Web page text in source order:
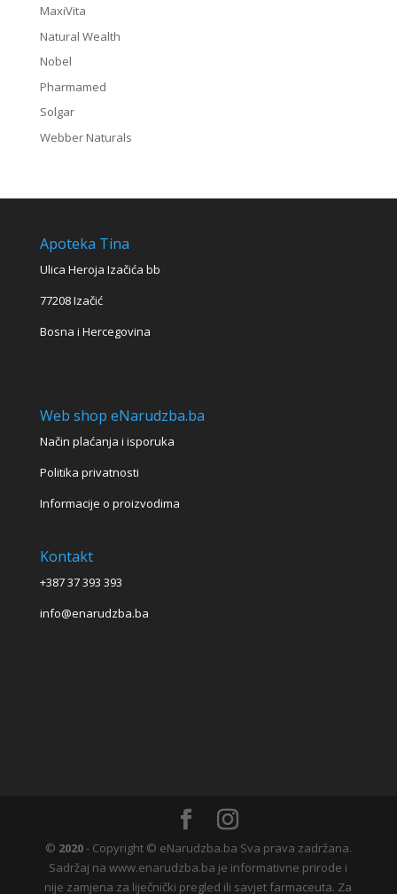
MaxiVita
Natural Wealth
Nobel
Pharmamed
Solgar
Webber Naturals
Apoteka Tina
Ulica Heroja Izačića bb
77208 Izačić
Bosna i Hercegovina
Web shop eNarudzba.ba
Način plaćanja i isporuka
Politika privatnosti
Informacije o proizvodima
Kontakt
+387 37 393 393
info@enarudzba.ba
© 2020- Copyright © eNarudzba.ba Sva prava zadržana.
Sadržaj na www.enarudzba.ba je informativne prirode i
nije zamjena za liječnički pregled ili savjet farmaceuta. Za